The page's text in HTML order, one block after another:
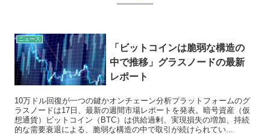
ニュース
「ビットコインは脆弱な構造の
中で推移」グラスノードの最新
レポート
10万ドル回復が一つの鍵かオンチェーン分析プラットフォームのグ
ラスノードは17日、最新の週間市場レポートを発表。暗号資産（仮
想通貨）ビットコイン（BTC）は供給過剰、実現損失の増加、持続
的な需要衰退による、脆弱な構造の中で取引が続けられてい...